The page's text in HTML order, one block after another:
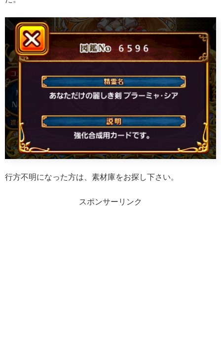
行方不明になった方は、素材庫をお探し下さい。
スポンサーリンク